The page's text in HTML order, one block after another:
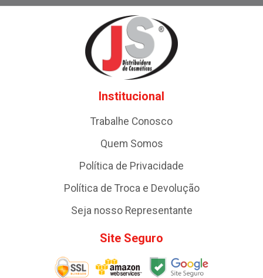
Institucional
Trabalhe Conosco
Quem Somos
Política de Privacidade
Política de Troca e Devolução
Seja nosso Representante
Site Seguro